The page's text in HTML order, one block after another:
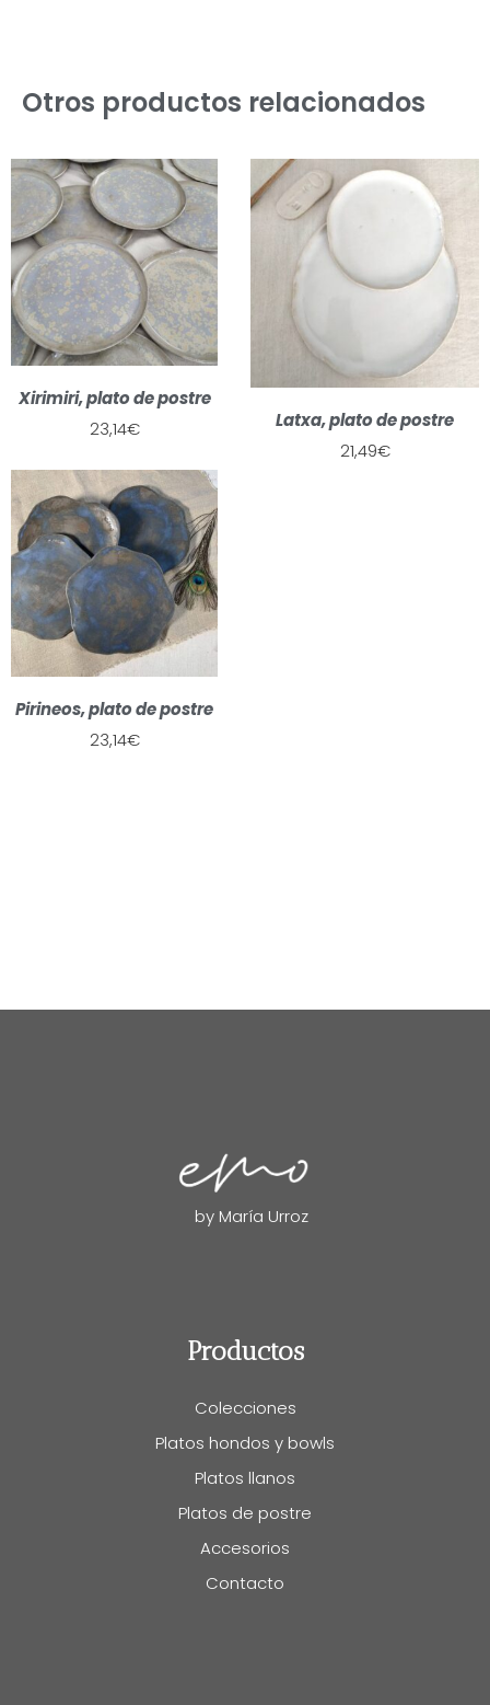
Otros productos relacionados
Xirimiri, plato de postre
23,14€
Latxa, plato de postre
21,49€
Pirineos, plato de postre
23,14€
by María Urroz
Productos
Colecciones
Platos hondos y bowls
Platos llanos
Platos de postre
Accesorios
Contacto